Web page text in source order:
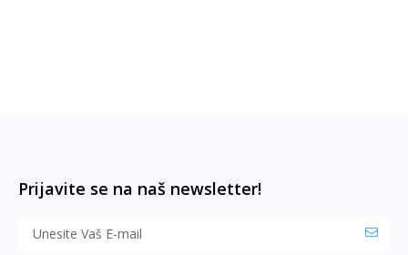
Prijavite se na naš newsletter!